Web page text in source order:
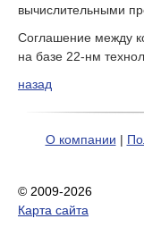
вычислительными
Соглашение между
на базе 22-нм
назад
О компании |
© 2009-2026
Карта сайта